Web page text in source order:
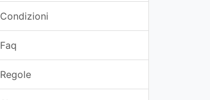
Condizioni
Faq
Regole